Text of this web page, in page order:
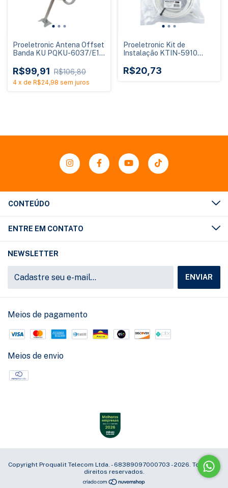
Proeletronic Antena Offset
Banda KU PQKU-6037/E10
R$99,91 R$106,80
4 x de R$24,98 sem juros
Proeletronic Kit de
Instalação KTIN-5910
Metros
R$20,73
CONTEÚDO
ENTRE EM CONTATO
NEWSLETTER
Meios de pagamento
Meios de envio
Copyright Proqualit Telecom Ltda. - 68389097000703 - 2026. Todos os
direitos reservados.